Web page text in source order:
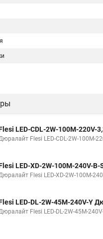
LED-СDL-2W-100M-220V-
Flesi LED-СDL-2W-100M-
LED-XD-2W-100M-240V-
Flesi LED-XD-2W-100M-
LED-DL-2W-45M-240V-Y
Flesi LED-DL-2W-45M-